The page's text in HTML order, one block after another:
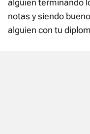
alguien terminando
notas y siendo
alguien con tu